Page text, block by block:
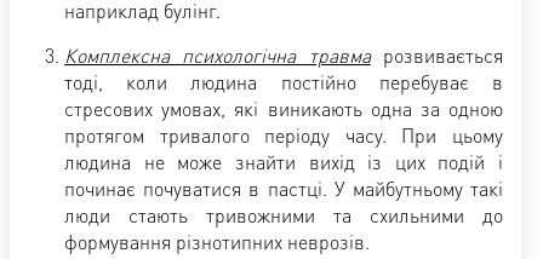
наприклад булінг.
Комплексна психологічна травмарозвивається
тоді, коли людина постійно перебуває в
стресових умовах, які виникають одна за одною
протягом тривалого періоду часу. При цьому
людина не може знайти вихід із цих подій і
починає почуватися в пастці. У майбутньому такі
люди стають тривожними та схильними до
формування різнотипних неврозів.